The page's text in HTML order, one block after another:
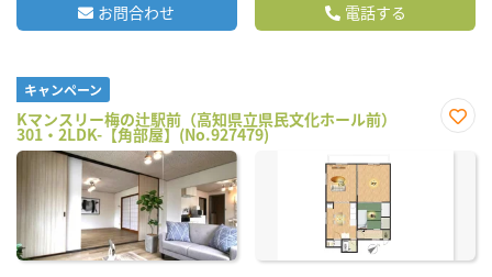
お問合わせ 電話する
キャンペーン
Kマンスリー梅の辻駅前（高知県立県民文化ホール前）
301・2LDK-【角部屋】(No.927479)
に入